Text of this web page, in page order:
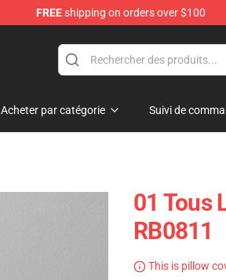
FREEshipping on orders over $100
Acheter par catégorie Suivi de
01 Tous
RB0811
This is pillow